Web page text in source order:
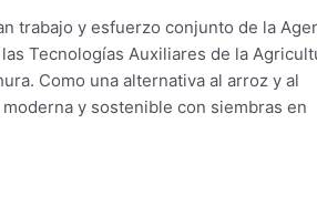
trabajo y esfuerzo conjunto de la
Tecnologías Auxiliares de la
Como una alternativa al arroz y al
y sostenible con siembras en